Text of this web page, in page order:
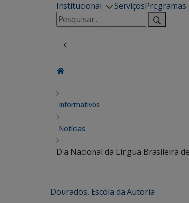
Institucional ServiçosProgramas
Pesquisar
por:
Informativos
Notícias
Dia Nacional da Língua Brasileira
Dourados, Escola da Autoria